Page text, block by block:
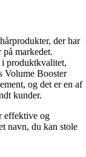
der har
markedet.
i produktkvalitet,
Volume Booster
og det er en af
kunder.
effektive og
navn, du kan stole